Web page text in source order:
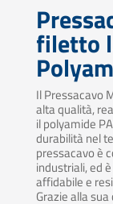
filetto
Il Pressacavo
alta qualità,
il polyamide
durabilità nel
pressacavo è
industriali, ed
affidabile e
Grazie alla